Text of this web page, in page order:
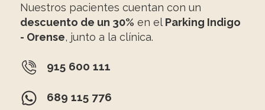
Nuestros pacientes cuentan con un
descuento de un 30% en el Parking Indigo
- Orense, junto a la clínica.
915 600 111
689 115 776